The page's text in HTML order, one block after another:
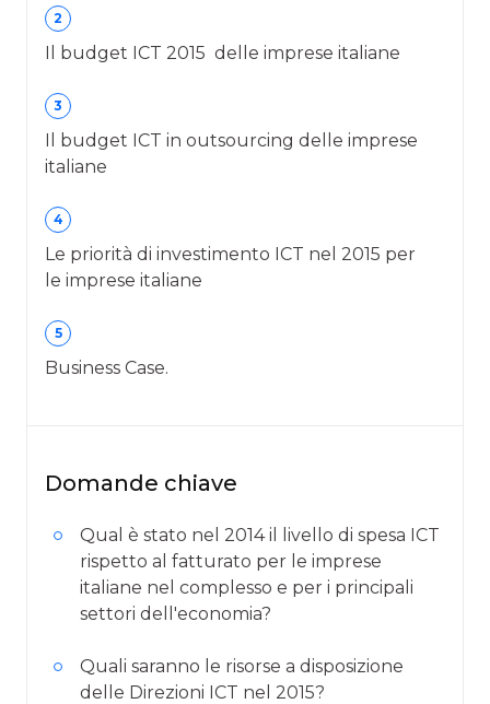
2
Il budget ICT 2015 delle imprese italiane
3
Il budget ICT in outsourcing delle imprese
italiane
4
Le priorità di investimento ICT nel 2015 per
le imprese italiane
5
Business Case.
Domande chiave
Qual è stato nel 2014 il livello di spesa ICT
rispetto al fatturato per le imprese
italiane nel complesso e per i principali
settori dell'economia?
Quali saranno le risorse a disposizione
delle Direzioni ICT nel 2015?